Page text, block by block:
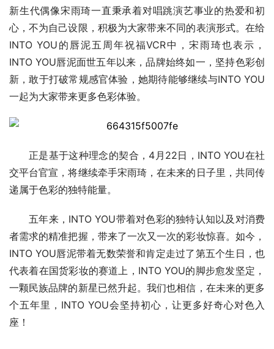
新生代偶像宋雨琦一直秉承着对唱跳演艺事业的热爱和初
心，不为自己设限，积极为大家带来不同的表演形式。在给
INTO YOU的唇泥五周年祝福VCR中，宋雨琦也表示，
INTO YOU唇泥面世五年以来，品牌始终如一，坚持色彩创
新，敢于打破常规感官体验，她期待能够继续与INTO YOU
一起为大家带来更多色彩体验。
正是基于这种理念的契合，4月22日，INTO YOU在社
交平台官宣，将继续牵手宋雨琦，在未来的日子里，共同传
递属于色彩的独特能量。
五年来，INTO YOU带着对色彩的独特认知以及对消费
者需求的精准把握，带来了一次又一次的彩妆惊喜。如今，
INTO YOU唇泥带着无数荣誉和肯定走过了第五个生日，也
代表着在国货彩妆的赛道上，INTO YOU的脚步愈发坚定，
一颗民族品牌的新星已然升起。我们也相信，在未来的更多
个五年里，INTO YOU会坚持初心，让更多好奇心对色入
座！